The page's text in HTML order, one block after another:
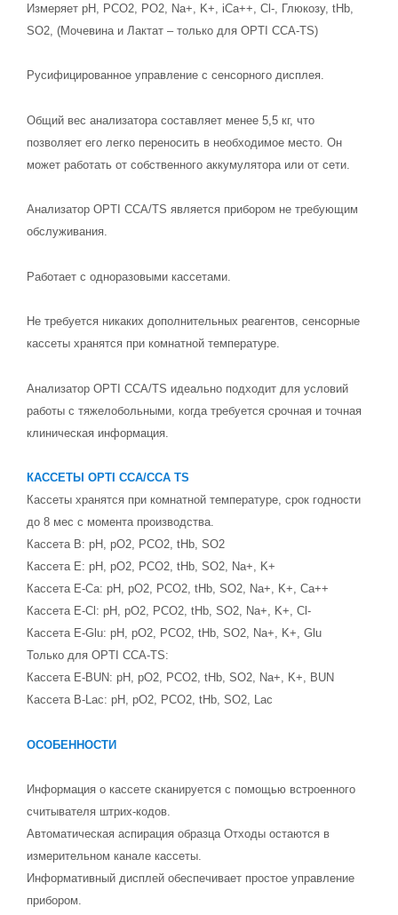
Измеряет pH, PCO2, PO2, Na+, K+, iCa++, Cl-, Глюкозу, tHb,
SO2, (Мочевина и Лактат – только для OPTI CCA-TS)
Русифицированное управление с сенсорного дисплея.
Общий вес анализатора составляет менее 5,5 кг, что
позволяет его легко переносить в необходимое место. Он
может работать от собственного аккумулятора или от сети.
Анализатор OPTI CCA/TS является прибором не требующим
обслуживания.
Работает с одноразовыми кассетами.
Не требуется никаких дополнительных реагентов, сенсорные
кассеты хранятся при комнатной температуре.
Анализатор OPTI CCA/TS идеально подходит для условий
работы с тяжелобольными, когда требуется срочная и точная
клиническая информация.
КАССЕТЫ OPTI CCA/CCA TS
Кассеты хранятся при комнатной температуре, срок годности
до 8 мес с момента производства.
Кассета B: pH, pO2, PCO2, tHb, SO2
Кассета Е: pH, pO2, PCO2, tHb, SO2, Na+, K+
Кассета Е-Са: pH, pO2, PCO2, tHb, SO2, Na+, K+, Ca++
Кассета Е-Cl: pH, pO2, PCO2, tHb, SO2, Na+, K+, Cl-
Кассета Е-Glu: pH, pO2, PCO2, tHb, SO2, Na+, K+, Glu
Только для OPTI CCA-TS:
Кассета Е-BUN: pH, pO2, PCO2, tHb, SO2, Na+, K+, BUN
Кассета B-Lac: pH, pO2, PCO2, tHb, SO2, Lac
ОСОБЕННОСТИ
Информация о кассете сканируется с помощью встроенного
считывателя штрих-кодов.
Автоматическая аспирация образца Отходы остаются в
измерительном канале кассеты.
Информативный дисплей обеспечивает простое управление
прибором.